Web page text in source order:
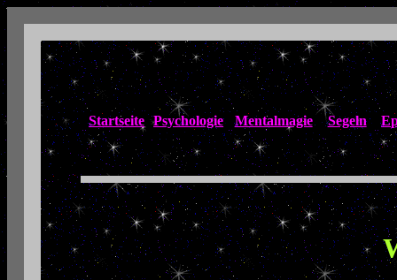
Startseite Psychologie Mentalmagie Segeln